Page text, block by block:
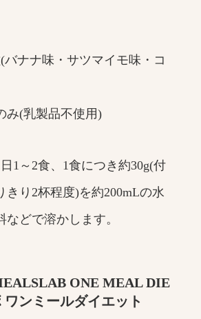
(バナナ味・サツマイモ味・コ
み(乳製品不使用)
日1～2食、1食につき約30g(付
きり2杯程度)を約200mLの水
どで溶かします。
ONE MEAL DIE
ンミールダイエット